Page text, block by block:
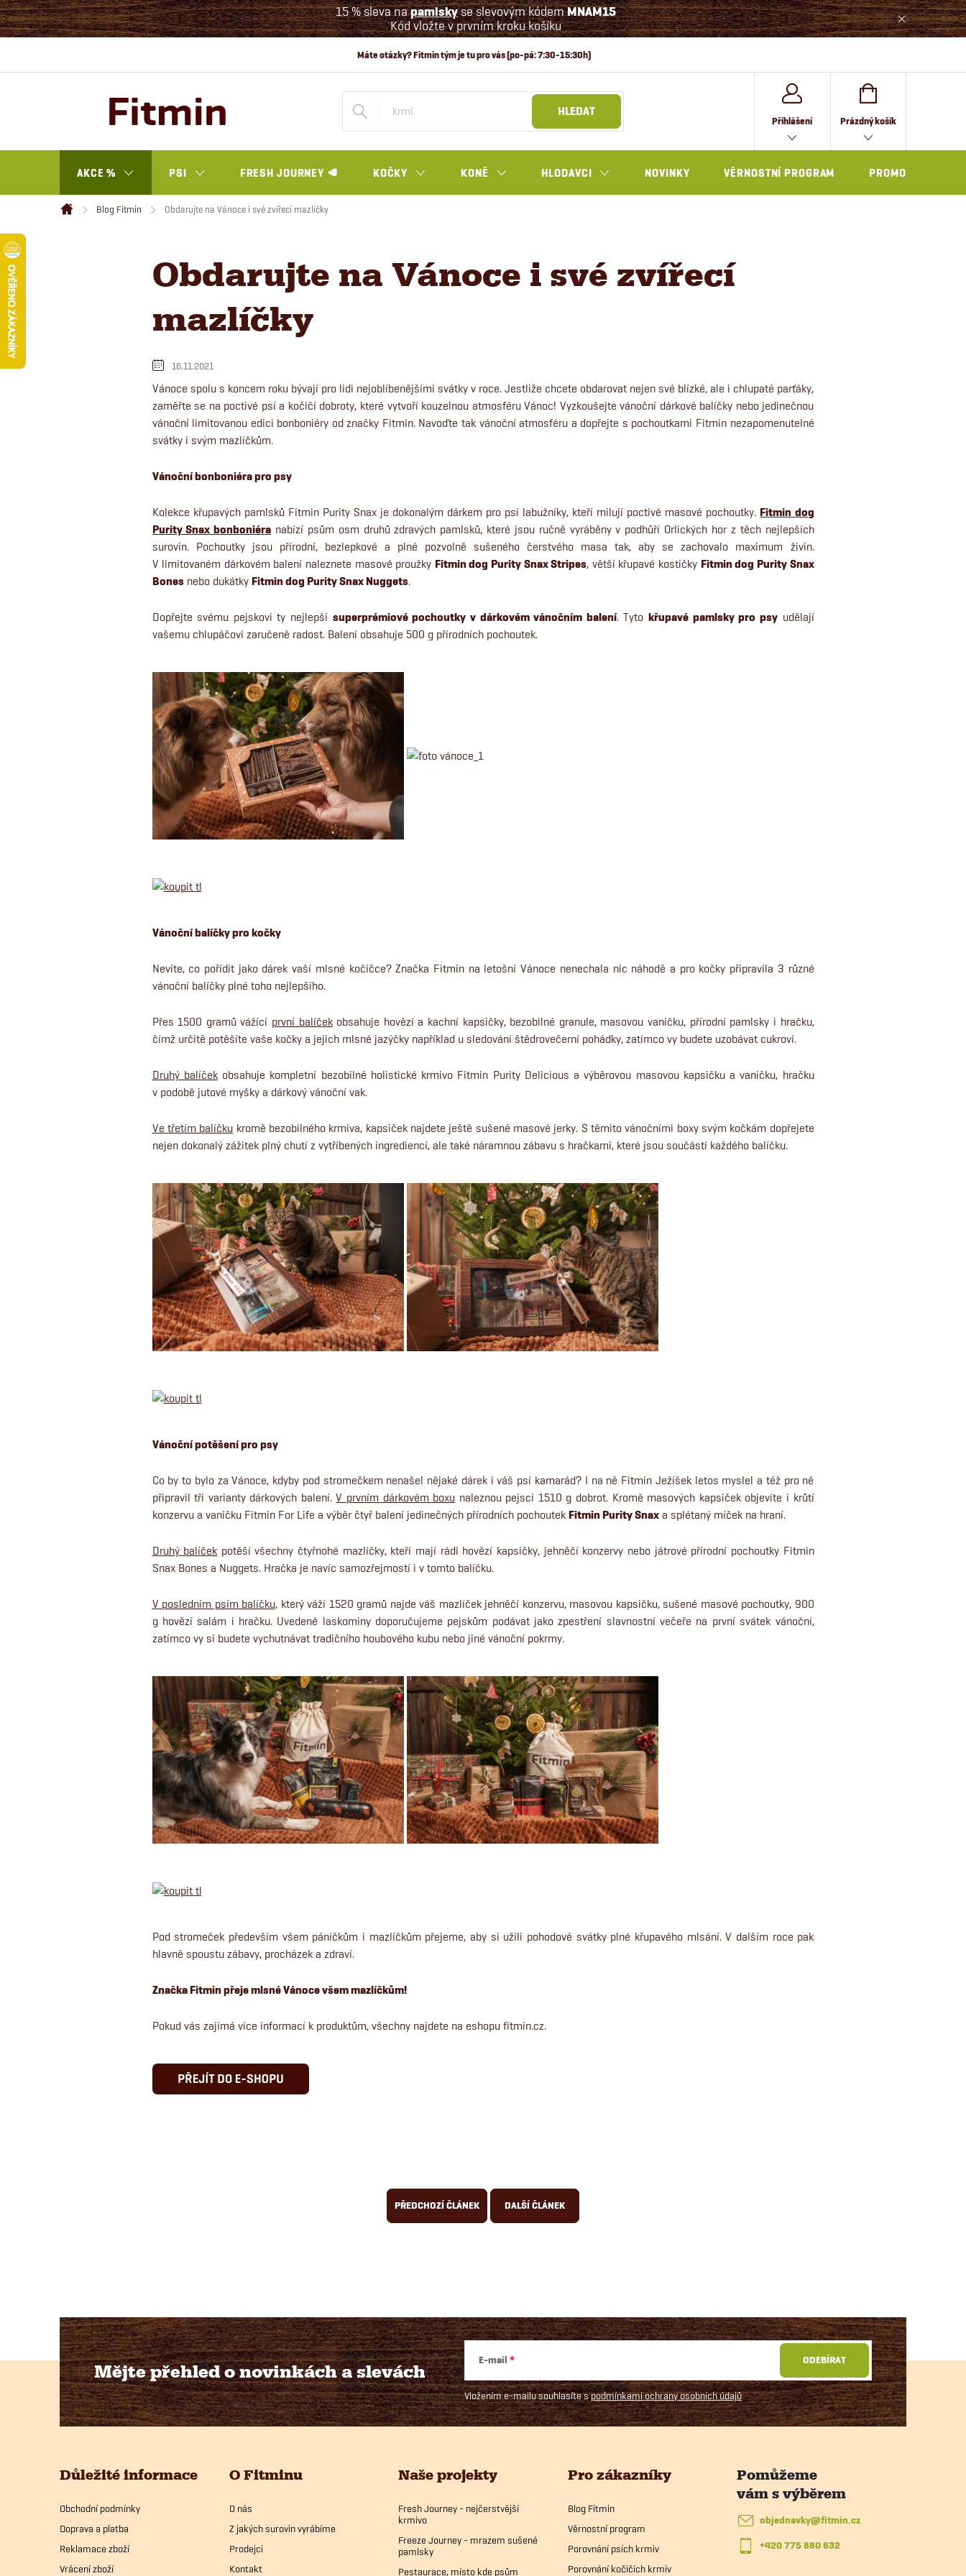
Přejít
na
obsah
15 % sleva napamlskyse slevovým kódemMNAM15
Kód vložte v prvním kroku košíku
HLEDAT
Přihlášení
NÁKUPNÍ
KOŠÍK
Prázdný košík
AKCE % PSI FRESH JOURNEY 🥩 KOČKY KONĚ HLODAVCI NOVINKY VĚRNOSTNÍ PROGRAM PROMO
Domů
Blog Fitmin Obdarujte na Vánoce i své zvířecí mazlíčky
Obdarujte na Vánoce i své zvířecí
mazlíčky
16.11.2021
Vánoce spolu s koncem roku bývají pro lidi nejoblíbenějšími svátky v roce. Jestliže chcete obdarovat nejen své blízké, ale i chlupaté parťáky,
zaměřte se na poctivé psí a kočičí dobroty, které vytvoří kouzelnou atmosféru Vánoc! Vyzkoušejte vánoční dárkové balíčky nebo jedinečnou
vánoční limitovanou edici bonboniéry od značky Fitmin. Navoďte tak vánoční atmosféru a dopřejte s pochoutkami Fitmin nezapomenutelné
svátky i svým mazlíčkům.
Vánoční bonboniéra pro psy
Kolekce křupavých pamlsků Fitmin Purity Snax je dokonalým dárkem pro psí labužníky, kteří milují poctivé masové pochoutky. Fitmin dog
Purity Snax bonboniéra nabízí psům osm druhů zdravých pamlsků, které jsou ručně vyráběny v podhůří Orlických hor z těch nejlepších
surovin. Pochoutky jsou přírodní, bezlepkové a plné pozvolně sušeného čerstvého masa tak, aby se zachovalo maximum živin.
V limitovaném dárkovém balení naleznete masové proužky Fitmin dog Purity Snax Stripes, větší křupavé kostičky Fitmin dog Purity Snax
Bonesnebo dukátky Fitmin dog Purity Snax Nuggets.
Dopřejte svému pejskovi ty nejlepší superprémiové pochoutky v dárkovém vánočním balení. Tyto křupavé pamlsky pro psyudělají
vašemu chlupáčovi zaručeně radost. Balení obsahuje 500 g přírodních pochoutek.
Vánoční balíčky pro kočky
Nevíte, co pořídit jako dárek vaší mlsné kočičce? Značka Fitmin na letošní Vánoce nenechala nic náhodě a pro kočky připravila 3 různé
vánoční balíčky plné toho nejlepšího.
Přes 1500 gramů vážící první balíčekobsahuje hovězí a kachní kapsičky, bezobilné granule, masovou vaničku, přírodní pamlsky i hračku,
čímž určitě potěšíte vaše kočky a jejich mlsné jazýčky například u sledování štědrovečerní pohádky, zatímco vy budete uzobávat cukroví.
Druhý balíčekobsahuje kompletní bezobilné holistické krmivo Fitmin Purity Delicious a výběrovou masovou kapsičku a vaničku, hračku
v podobě jutové myšky a dárkový vánoční vak.
Ve třetím balíčku kromě bezobilného krmiva, kapsiček najdete ještě sušené masové jerky. S těmito vánočními boxy svým kočkám dopřejete
nejen dokonalý zážitek plný chutí z vytříbených ingrediencí, ale také náramnou zábavu s hračkami, které jsou součástí každého balíčku.
Vánoční potěšení pro psy
Co by to bylo za Vánoce, kdyby pod stromečkem nenašel nějaké dárek i váš psí kamarád? I na ně Fitmin Ježíšek letos myslel a též pro ně
připravil tři varianty dárkových balení.V prvním dárkovém boxu naleznou pejsci 1510 g dobrot. Kromě masových kapsiček objevíte i krůtí
konzervu a vaničku Fitmin For Life a výběr čtyř balení jedinečných přírodních pochoutek Fitmin Purity Snaxa splétaný míček na hraní.
Druhý balíček potěší všechny čtyřnohé mazlíčky, kteří mají rádi hovězí kapsičky, jehněčí konzervy nebo játrové přírodní pochoutky Fitmin
Snax Bones a Nuggets. Hračka je navíc samozřejmostí i v tomto balíčku.
V posledním psím balíčku, který váží 1520 gramů najde váš mazlíček jehněčí konzervu, masovou kapsičku, sušené masové pochoutky, 900
g hovězí salám i hračku. Uvedené laskominy doporučujeme pejskům podávat jako zpestření slavnostní večeře na první svátek vánoční,
zatímco vy si budete vychutnávat tradičního houbového kubu nebo jiné vánoční pokrmy.
Pod stromeček především všem páníčkům i mazlíčkům přejeme, aby si užili pohodové svátky plné křupavého mlsání. V dalším roce pak
hlavně spoustu zábavy, procházek a zdraví.
Značka Fitmin přeje mlsné Vánoce všem mazlíčkům!
Pokud vás zajímá více informací k produktům, všechny najdete na eshopu fitmin.cz.
PŘEDCHOZÍ ČLÁNEK DALŠÍ ČLÁNEK
Mějte přehled o novinkácha slevách
E-mail
Vložením e-mailu souhlasíte spodmínkami ochrany osobních údajů
ODEBÍRAT
Důležité informace
Obchodní podmínky
Doprava a platba
Reklamace zboží
Vrácení zboží
O Fitminu
O nás
Z jakých surovin vyrábíme
Prodejci
Kontakt
Naše projekty
Fresh Journey - nejčerstvější
krmivo
Freeze Journey - mrazem sušené
pamlsky
Pestaurace, místo kde psům
Pro zákazníky
Blog Fitmin
Věrnostní program
Porovnání psích krmiv
Porovnání kočičích krmiv
objednavky@fitmin.cz
+420 775 880 632